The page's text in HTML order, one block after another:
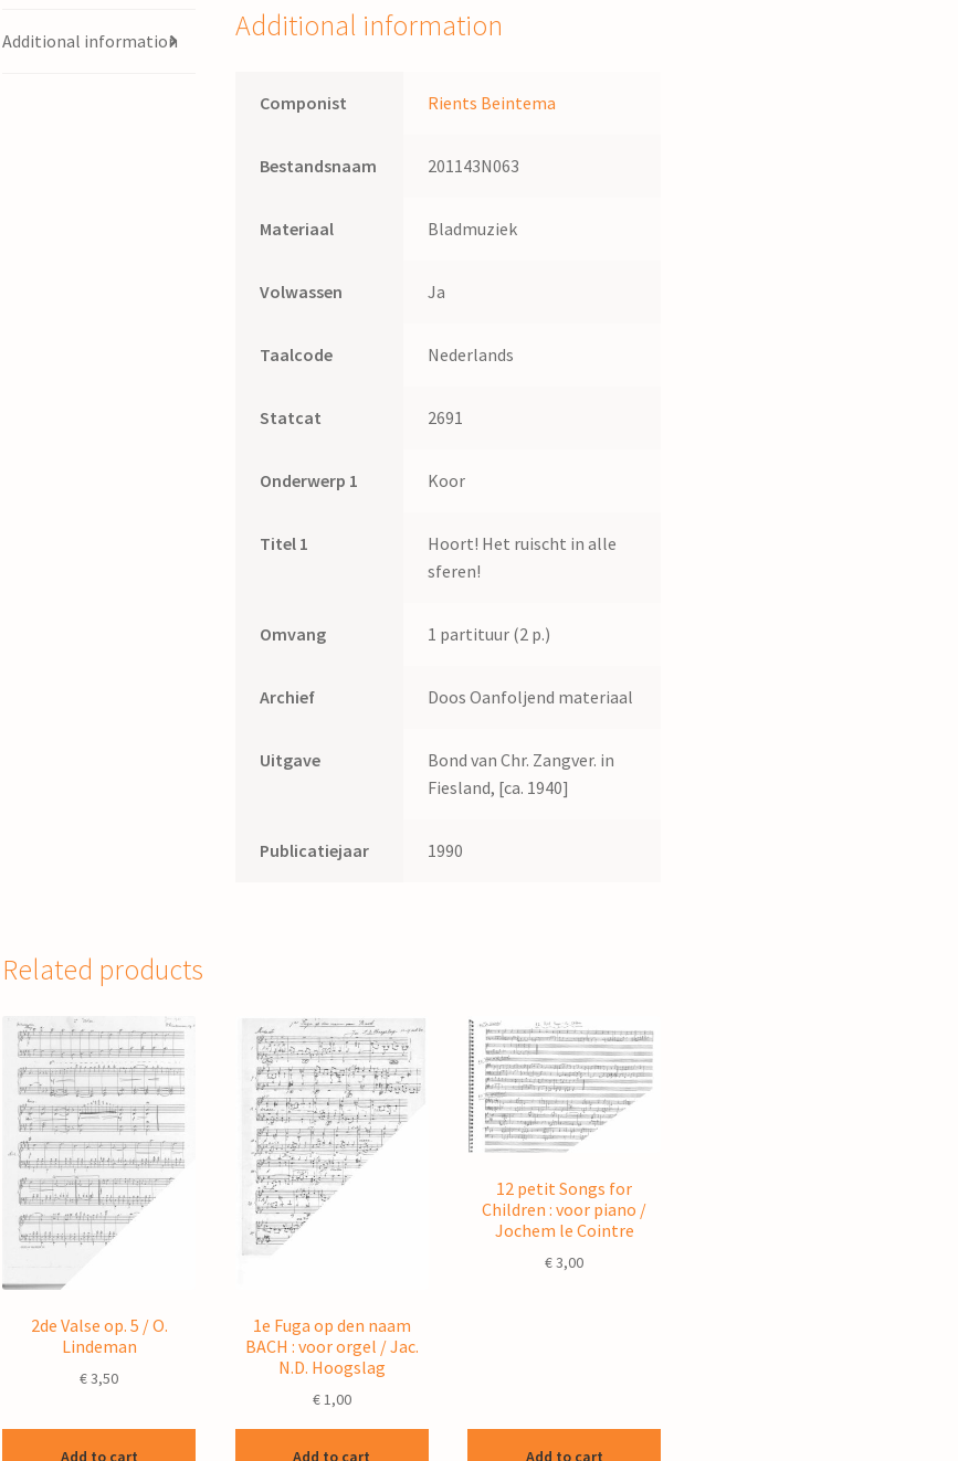
Additional information Additional information
Componist Rients Beintema
Bestandsnaam 201143N063
Materiaal Bladmuziek
Volwassen Ja
Taalcode Nederlands
Statcat 2691
Onderwerp 1 Koor
Titel 1
Hoort! Het ruischt in alle
sferen!
Omvang 1 partituur (2 p.)
Archief Doos Oanfoljend materiaal
Uitgave
Bond van Chr. Zangver. in
Fiesland, [ca. 1940]
Publicatiejaar 1990
Related products
2de Valse op. 5 / O.
Lindeman
€3,50
1e Fuga op den naam
BACH : voor orgel / Jac.
N.D. Hoogslag
€1,00
12 petit Songs for
Children : voor piano /
Jochem le Cointre
€3,00